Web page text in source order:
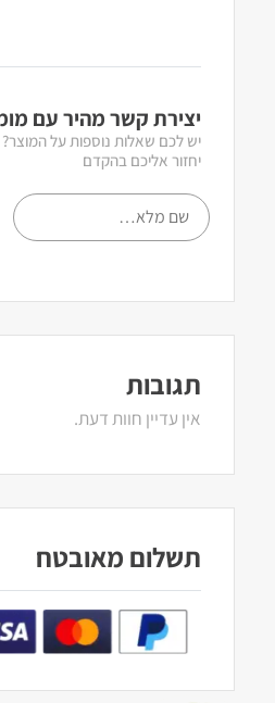
יצירת קשר מהיר עם
יש לכם שאלות נוספות על המוצר?
יחזור אליכם בהקדם
תגובות
אין עדיין חוות דעת.
תשלום מאובטח